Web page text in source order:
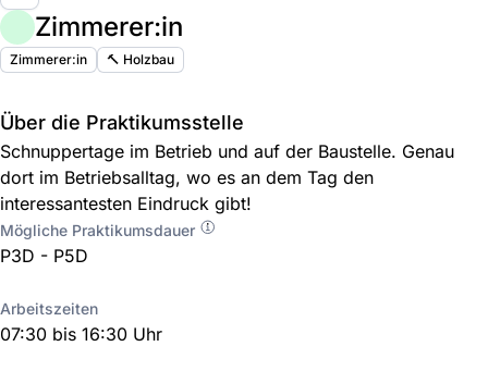
Zimmerer:in
Zimmerer:in 🔨 Holzbau
Über die Praktikumsstelle
Schnuppertage im Betrieb und auf der Baustelle. Genau
dort im Betriebsalltag, wo es an dem Tag den
interessantesten Eindruck gibt!
Mögliche Praktikumsdauer
P3D - P5D
Arbeitszeiten
07:30 bis 16:30 Uhr